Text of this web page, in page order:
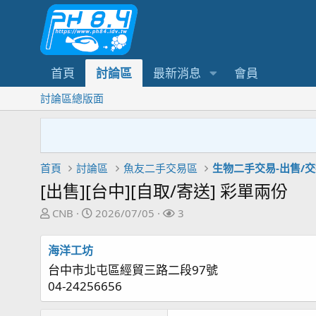
首頁 討論區 最新消息 會員
討論區總版面
首頁 討論區 魚友二手交易區 生物二手交易-出售/
[出售][台中][自取/寄送] 彩單兩份
主
發
起
人
CNB
開
2026/07/05
關
3
海洋工坊
台中市北屯區經貿三路二段97號
04-24256656